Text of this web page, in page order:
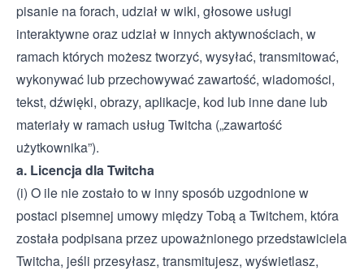
pisanie na forach, udział w wiki, głosowe usługi
interaktywne oraz udział w innych aktywnościach, w
ramach których możesz tworzyć, wysyłać, transmitować,
wykonywać lub przechowywać zawartość, wiadomości,
tekst, dźwięki, obrazy, aplikacje, kod lub inne dane lub
materiały w ramach usług Twitcha („zawartość
użytkownika”).
a. Licencja dla Twitcha
(i) O ile nie zostało to w inny sposób uzgodnione w
postaci pisemnej umowy między Tobą a Twitchem, która
została podpisana przez upoważnionego przedstawiciela
Twitcha, jeśli przesyłasz, transmitujesz, wyświetlasz,